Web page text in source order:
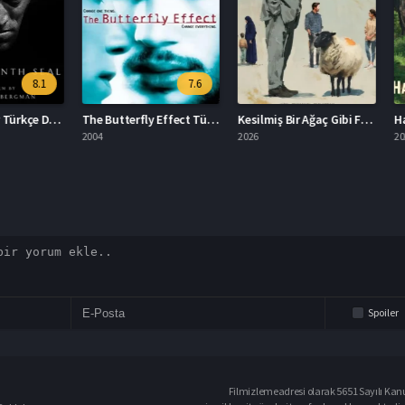
8.1
Yedinci Mühür Türkçe Dublaj İzle
7.6
The Butterfly Effect Türkçe Dublaj İzle Kesilmiş Bir Ağaç Gibi Filmi İzle
Spoiler
Filmizlemeadresi olarak 5651 Sayılı